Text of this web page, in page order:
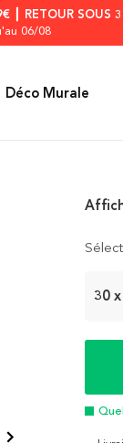
┃ RETOUR SOUS
06/08
Déco Murale
30